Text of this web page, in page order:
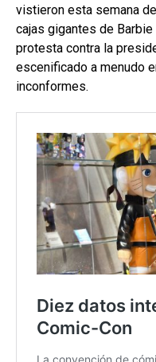
vistieron esta semana
cajas gigantes de
protesta contra la
escenificado a menudo
inconformes.